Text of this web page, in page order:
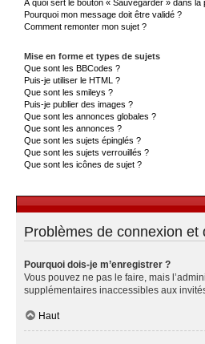
À quoi sert le bouton « Sauvegarder » dans
Pourquoi mon message doit être validé ?
Comment remonter mon sujet ?
Mise en forme et types de sujets
Que sont les BBCodes ?
Puis-je utiliser le HTML ?
Que sont les smileys ?
Puis-je publier des images ?
Que sont les annonces globales ?
Que sont les annonces ?
Que sont les sujets épinglés ?
Que sont les sujets verrouillés ?
Que sont les icônes de sujet ?
Problèmes de connexion et
Pourquoi dois-je m’enregistrer ?
Vous pouvez ne pas le faire, mais
supplémentaires inaccessibles aux
Haut